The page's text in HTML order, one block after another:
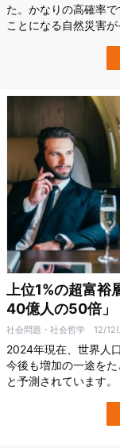
た。かなりの高確率
ことになる自然災害
その災害とは、日本
デラとは「噴火した
上位1%の超富
40億人の50倍」
社会問題・社会哲学 12/
2024年現在、世界人
今後も増加の一途を
と予測されています
増大によって地球温
果ガスは誰もが平等